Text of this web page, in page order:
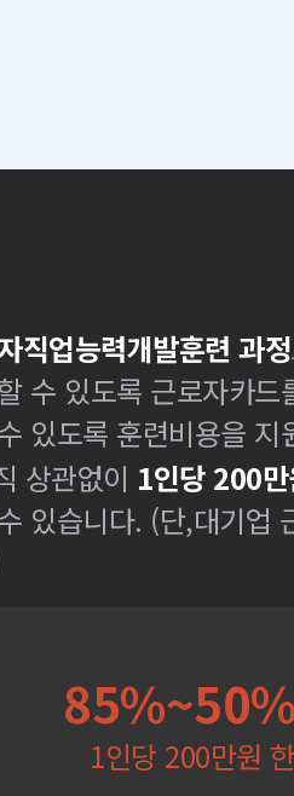
직업능력개발훈련 과정
수 있도록 근로자카
있도록 훈련비용을 지
상관없이 1인당 200
있습니다. (단,대기업
1인당 200만원